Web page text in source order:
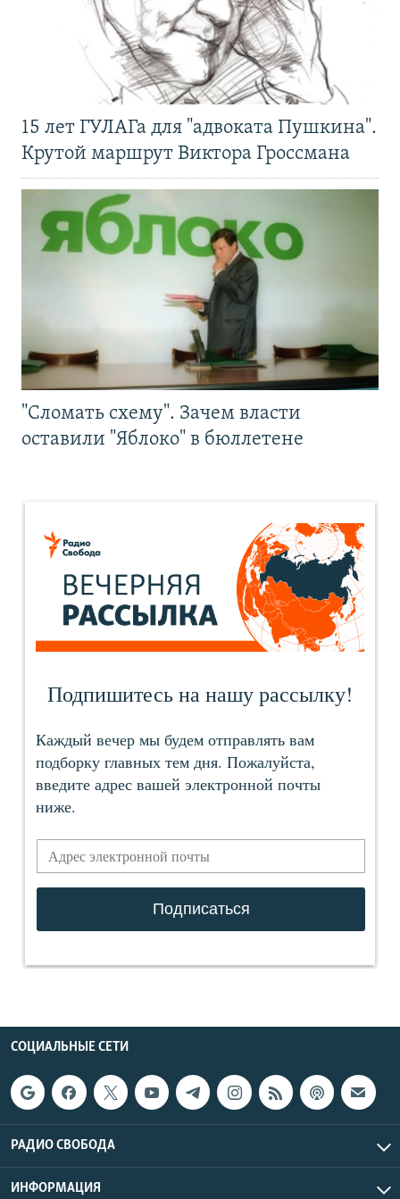
15 лет ГУЛАГа для "адвоката Пушкина".
Крутой маршрут Виктора Гроссмана
"Сломать схему". Зачем власти
оставили "Яблоко" в бюллетене
СОЦИАЛЬНЫЕ СЕТИ
РАДИО СВОБОДА
ИНФОРМАЦИЯ